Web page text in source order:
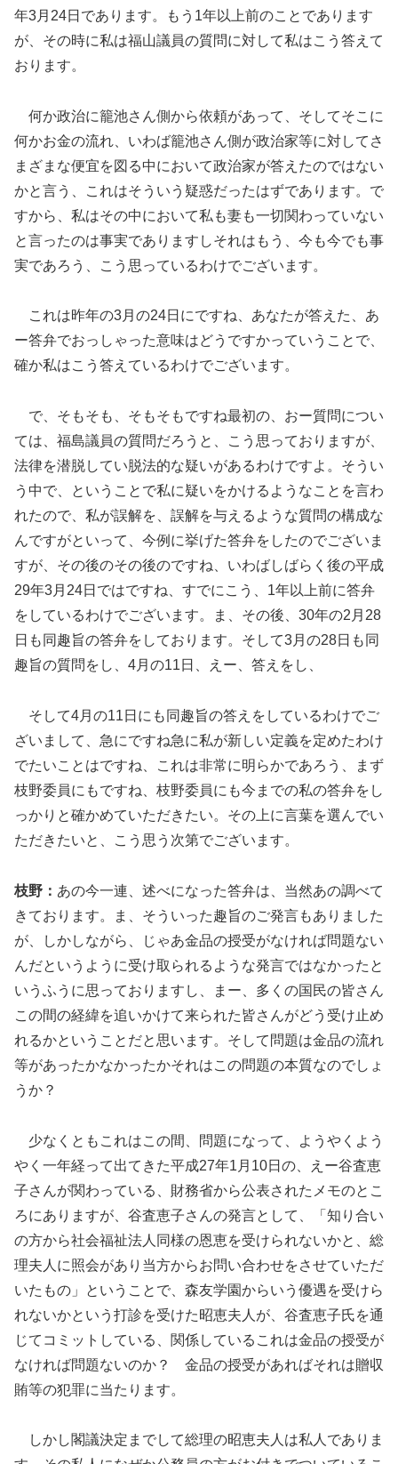
年3月24日であります。もう1年以上前のことであります
が、その時に私は福山議員の質問に対して私はこう答えて
おります。
何か政治に籠池さん側から依頼があって、そしてそこに
何かお金の流れ、いわば籠池さん側が政治家等に対してさ
まざまな便宜を図る中において政治家が答えたのではない
かと言う、これはそういう疑惑だったはずであります。で
すから、私はその中において私も妻も一切関わっていない
と言ったのは事実でありますしそれはもう、今も今でも事
実であろう、こう思っているわけでございます。
これは昨年の3月の24日にですね、あなたが答えた、あ
ー答弁でおっしゃった意味はどうですかっていうことで、
確か私はこう答えているわけでございます。
で、そもそも、そもそもですね最初の、おー質問につい
ては、福島議員の質問だろうと、こう思っておりますが、
法律を潜脱してい脱法的な疑いがあるわけですよ。そうい
う中で、ということで私に疑いをかけるようなことを言わ
れたので、私が誤解を、誤解を与えるような質問の構成な
んですがといって、今例に挙げた答弁をしたのでございま
すが、その後のその後のですね、いわばしばらく後の平成
29年3月24日ではですね、すでにこう、1年以上前に答弁
をしているわけでございます。ま、その後、30年の2月28
日も同趣旨の答弁をしております。そして3月の28日も同
趣旨の質問をし、4月の11日、えー、答えをし、
そして4月の11日にも同趣旨の答えをしているわけでご
ざいまして、急にですね急に私が新しい定義を定めたわけ
でたいことはですね、これは非常に明らかであろう、まず
枝野委員にもですね、枝野委員にも今までの私の答弁をし
っかりと確かめていただきたい。その上に言葉を選んでい
ただきたいと、こう思う次第でございます。
枝野： あの今一連、述べになった答弁は、当然あの調べて
きております。ま、そういった趣旨のご発言もありました
が、しかしながら、じゃあ金品の授受がなければ問題ない
んだというように受け取られるような発言ではなかったと
いうふうに思っておりますし、まー、多くの国民の皆さん
この間の経緯を追いかけて来られた皆さんがどう受け止め
れるかということだと思います。そして問題は金品の流れ
等があったかなかったかそれはこの問題の本質なのでしょ
うか？
少なくともこれはこの間、問題になって、ようやくよう
やく一年経って出てきた平成27年1月10日の、えー谷査恵
子さんが関わっている、財務省から公表されたメモのとこ
ろにありますが、谷査恵子さんの発言として、「知り合い
の方から社会福祉法人同様の恩恵を受けられないかと、総
理夫人に照会があり当方からお問い合わせをさせていただ
いたもの」ということで、森友学園からいう優遇を受けら
れないかという打診を受けた昭恵夫人が、谷査恵子氏を通
じてコミットしている、関係しているこれは金品の授受が
なければ問題ないのか？ 金品の授受があればそれは贈収
賄等の犯罪に当たります。
しかし閣議決定までして総理の昭恵夫人は私人でありま